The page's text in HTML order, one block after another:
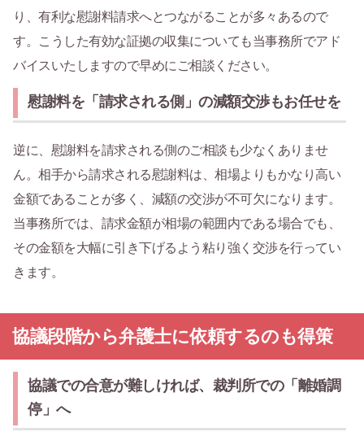
り、有利な慰謝料請求へとつながることが多々あるので
す。こうした有効な証拠の収集についても当事務所でアド
バイスいたしますので早めにご相談ください。
慰謝料を「請求される側」の減額交渉もお任せを
逆に、慰謝料を請求される側のご相談も少なくありませ
ん。相手から請求される慰謝料は、相場よりもかなり高い
金額であることが多く、減額の交渉が不可欠になります。
当事務所では、請求金額が相場の範囲内である場合でも、
その金額を大幅に引き下げるよう粘り強く交渉を行ってい
きます。
協議段階から弁護士に依頼するのも得策
協議での合意が難しければ、裁判所での「離婚調
停」へ